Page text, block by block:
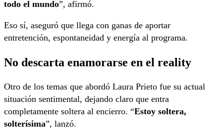
todo el mundo”, afirmó.
Eso sí, aseguró que llega con ganas de aportar
entretención, espontaneidad y energía al programa.
No descarta enamorarse en el reality
Otro de los temas que abordó Laura Prieto fue su actual
situación sentimental, dejando claro que entra
completamente soltera al encierro. “Estoy soltera,
solterísima”, lanzó.